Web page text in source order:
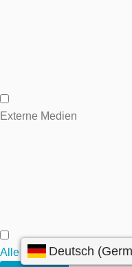
Analytische Cookies
Externe Medien
Externe Medien
Alle annehmen